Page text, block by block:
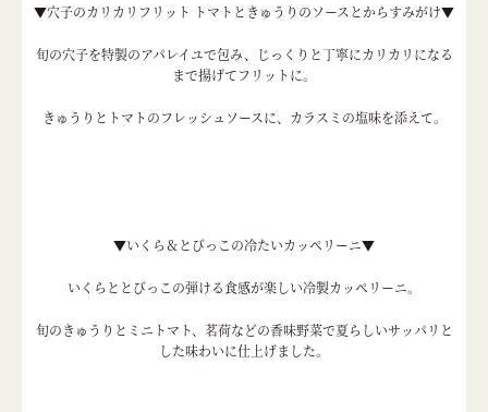
▼穴子のカリカリフリット トマトときゅうりのソースとからすみがけ▼
旬の穴子を特製のアパレイユで包み、じっくりと丁寧にカリカリになる
まで揚げてフリットに。
きゅうりとトマトのフレッシュソースに、カラスミの塩味を添えて。
▼いくら＆とびっこの冷たいカッペリーニ▼
いくらととびっこの弾ける食感が楽しい冷製カッペリーニ。
旬のきゅうりとミニトマト、茗荷などの香味野菜で夏らしいサッパリと
した味わいに仕上げました。